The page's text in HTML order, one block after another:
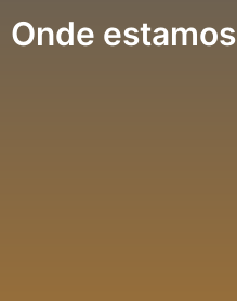
Onde estamos